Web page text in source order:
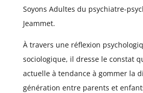
Soyons Adultes du psychiatre-
Jeammet.
À travers une réflexion
sociologique, il dresse le constat
actuelle à tendance à gommer la
génération entre parents et